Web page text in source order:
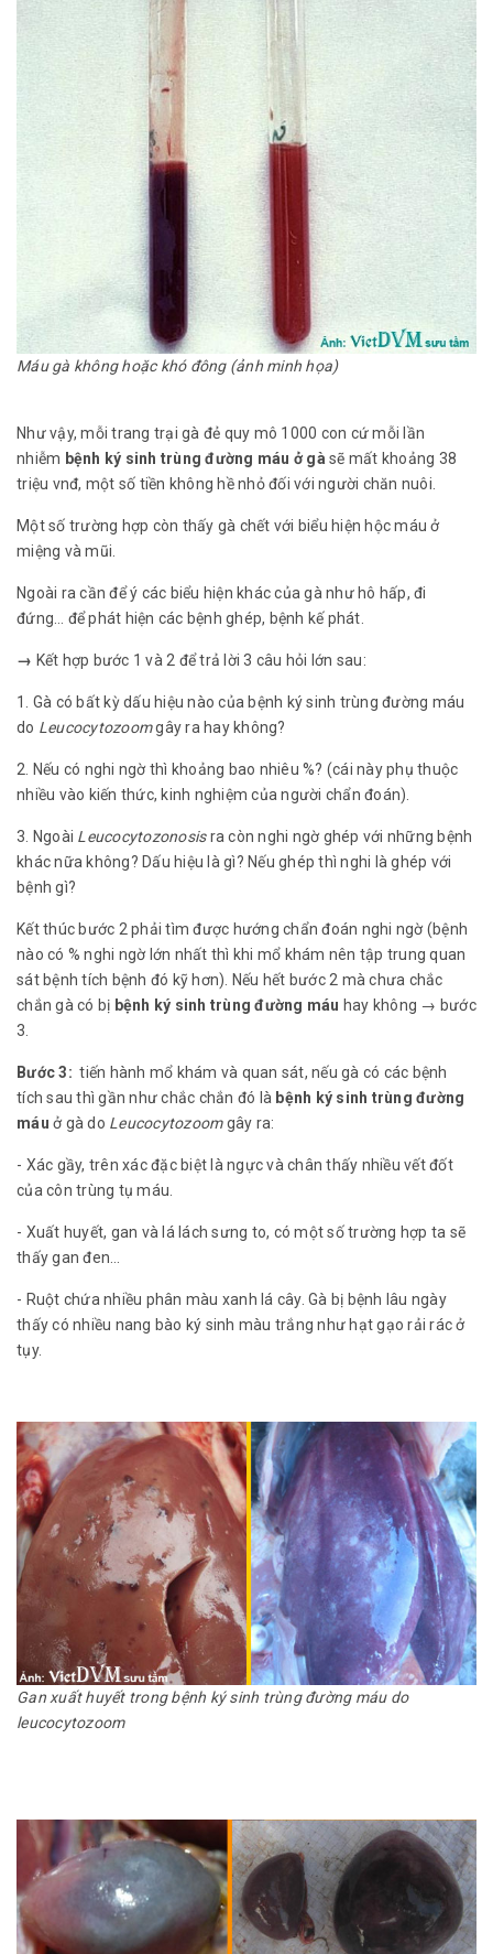
Máu gà không hoặc khó đông (ảnh minh họa)
Như vậy, mỗi trang trại gà đẻ quy mô 1000 con cứ mỗi lần
nhiễm bệnh ký sinh trùng đường máu ở gà sẽ mất khoảng 38
triệu vnđ, một số tiền không hề nhỏ đối với người chăn nuôi.
Một số trường hợp còn thấy gà chết với biểu hiện hộc máu ở
miệng và mũi.
Ngoài ra cần để ý các biểu hiện khác của gà như hô hấp, đi
đứng… để phát hiện các bệnh ghép, bệnh kế phát.
→ Kết hợp bước 1 và 2 để trả lời 3 câu hỏi lớn sau:
1. Gà có bất kỳ dấu hiệu nào của bệnh ký sinh trùng đường máu
do Leucocytozoomgây ra hay không?
2. Nếu có nghi ngờ thì khoảng bao nhiêu %? (cái này phụ thuộc
nhiều vào kiến thức, kinh nghiệm của người chẩn đoán).
3. Ngoài Leucocytozonosisra còn nghi ngờ ghép với những bệnh
khác nữa không? Dấu hiệu là gì? Nếu ghép thì nghi là ghép với
bệnh gì?
Kết thúc bước 2 phải tìm được hướng chẩn đoán nghi ngờ (bệnh
nào có % nghi ngờ lớn nhất thì khi mổ khám nên tập trung quan
sát bệnh tích bệnh đó kỹ hơn). Nếu hết bước 2 mà chưa chắc
chắn gà có bị bệnh ký sinh trùng đường máu hay không → bước
3.
Bước 3: tiến hành mổ khám và quan sát, nếu gà có các bệnh
tích sau thì gần như chắc chắn đó là bệnh ký sinh trùng đường
máu ở gà do Leucocytozoomgây ra:
- Xác gầy, trên xác đặc biệt là ngực và chân thấy nhiều vết đốt
của côn trùng tụ máu.
- Xuất huyết, gan và lá lách sưng to, có một số trường hợp ta sẽ
thấy gan đen…
- Ruột chứa nhiều phân màu xanh lá cây. Gà bị bệnh lâu ngày
thấy có nhiều nang bào ký sinh màu trắng như hạt gạo rải rác ở
tụy.
Gan xuất huyết trong bệnh ký sinh trùng đường máu do
leucocytozoom